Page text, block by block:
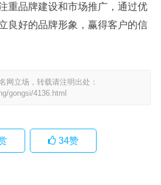
重品牌建设和市场推广，通过优
良好的品牌形象，赢得客户的信
网立场，转载请注明出处：
gongsi/4136.html
34赞